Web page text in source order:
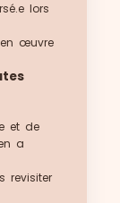
lors
œuvre
et de
a
revisiter